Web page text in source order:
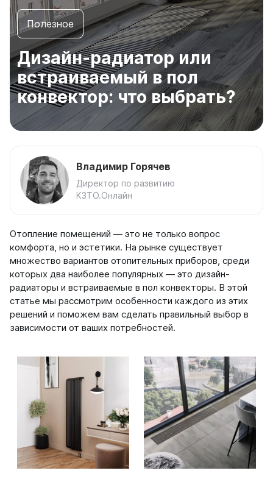
сообщений
в
WhatsApp
и
Telegram,
воспользуйтесь
другими
каналами
связи.
Написать
Написать
в
Telegram
Написать
в Max
Боковое подключение
Нижнее подключение
Стальные
Российские
Длинные
Под окно
С терморегулятором
Тонкие
на 5 секций
на 6 секций
на 7 секций
на 10 секций
на 11 секций
на 12 секций
на 13 секций
на 14 секций
на 15 секций
на 16 секций
на 17 секций
на 20 секций
По цветам
Белые
Серые
Черные
Полезное
Дизайн-радиатор или
встраиваемый в пол
конвектор: что выбрать?
Владимир Горячев
Директор по развитию
КЗТО.Онлайн
Отопление помещений — это не только вопрос
комфорта, но и эстетики. На рынке существует
множество вариантов отопительных приборов, среди
которых два наиболее популярных — это дизайн-
радиаторы и встраиваемые в пол конвекторы. В этой
статье мы рассмотрим особенности каждого из этих
решений и поможем вам сделать правильный выбор в
зависимости от ваших потребностей.